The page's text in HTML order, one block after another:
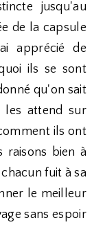
jusqu'au
de la capsule
apprécié de
ils se sont
qu'on sait
les attend sur
ils ont
raisons bien à
fuit à sa
le meilleur
sans espoir